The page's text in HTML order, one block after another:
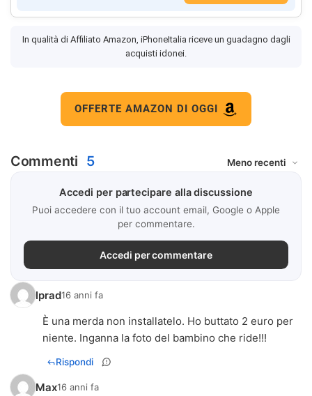
In qualità di Affiliato Amazon, iPhoneItalia riceve un guadagno dagli
acquisti idonei.
OFFERTE AMAZON DI OGGI
Commenti 5
Accedi per partecipare alla discussione
Puoi accedere con il tuo account email, Google o Apple
per commentare.
Accedi per commentare
Iprad16 anni fa
È una merda non installatelo. Ho buttato 2 euro per
niente. Inganna la foto del bambino che ride!!!
Rispondi
Max16 anni fa